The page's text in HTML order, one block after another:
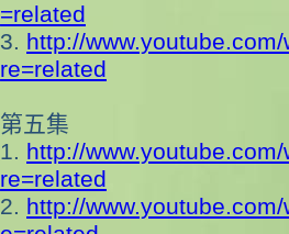
=related
3. http://
re=related
第五集
1. http://
re=related
2. http://